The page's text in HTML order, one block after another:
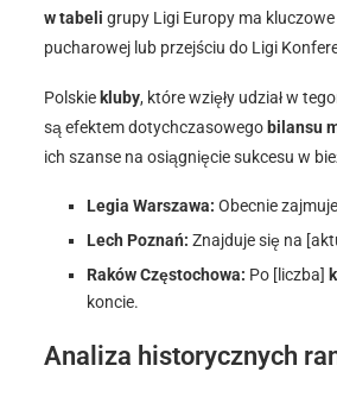
w tabeli grupy Ligi Europy ma
pucharowej lub przejściu do Ligi
Polskie kluby, które wzięły udział w
są efektem dotychczasowego bilansu
ich szanse na osiągnięcie sukcesu w
Legia Warszawa: Obecnie
Lech Poznań: Znajduje się na
Raków Częstochowa: Po [liczba]
koncie.
Analiza historycznych